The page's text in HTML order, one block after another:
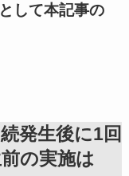
して本記事の
発生後に1回
の実施は